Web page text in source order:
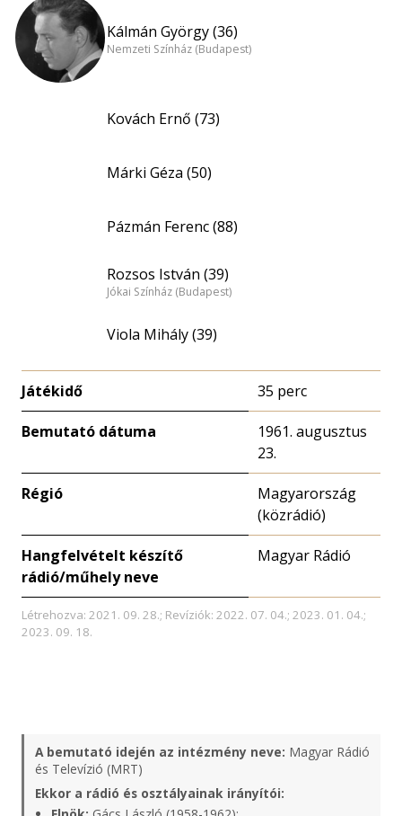
Kálmán György (36)
Nemzeti Színház (Budapest)
Kovách Ernő (73)
Márki Géza (50)
Pázmán Ferenc (88)
Rozsos István (39)
Jókai Színház (Budapest)
Viola Mihály (39)
Játékidő 35 perc
Bemutató dátuma
1961. augusztus
23.
Régió
Magyarország
(közrádió)
Hangfelvételt készítő
rádió/műhely neve
Magyar Rádió
Létrehozva: 2021. 09. 28.; Revíziók: 2022. 07. 04.; 2023. 01. 04.;
2023. 09. 18.
A bemutató idején az intézmény neve: Magyar Rádió
és Televízió (MRT)
Ekkor a rádió és osztályainak irányítói: